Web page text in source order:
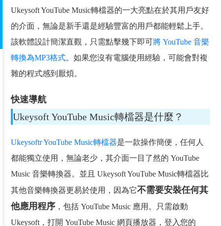
Ukeysoft YouTube Music轉檔器的一大亮點在於其用戶友好
的介面，無論是新手還是經驗豐富的用戶都能輕鬆上手。
該軟體設計簡潔直觀，只需點擊幾下即可將 YouTube 音樂
轉換為MP3格式。如果您沒有電腦使用經驗，可能會對複
雜的程式感到厭煩。
快速導航
Ukeysoft YouTube Music轉檔器是什麼？
Ukeysoftr YouTube Music轉檔器是一款操作簡便，任何人
都能獨立使用，無論老少，其介面一目了然的 YouTube
Music 音樂轉換器。並且 Ukeysoft YouTube Music轉檔器比
其他音樂轉換器更易於使用，因為它不需要安裝任何其
他應用程序 ，包括 YouTube Music 應用。只需啟動
Ukeysoft，打開 YouTube Music 網頁播放器，登入您的